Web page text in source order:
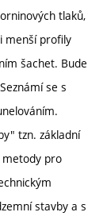
tlaků,
menší profily
šachet. Bude
se s
tzn. základní
metody pro
stavby a s